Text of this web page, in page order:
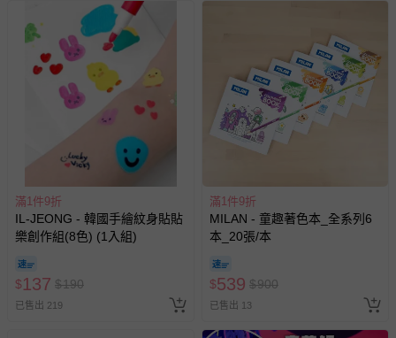
您所購買的商品享有7天的鑑賞期／猶豫期權益，但此期間
並非試用期，您所退回的商品必須是未經使用的全新狀態，
包含完整包裝、配件、說明文件及贈品等。
如需退換貨，請於收到商品7天（含例假日內提出），如為
瑕疵退換貨所產生的運費，將由媽咪愛負責處理，若非瑕疵
退貨，您可至『查詢訂單』>『已出貨』中查詢該筆訂單，
至媽咪愛
LINE@客服ID: @mamilove我們將依序為您處理
與服務，謝謝。
針對滿件折/滿額贈…等活動，如因部份退貨，而該訂單保
留商品未達活動門檻，將以原價計算，活動贈品亦需一併退
回。
滿1件9折
IL-JEONG - 韓國手繪紋身貼貼
樂創作組(8色) (1入組)
$137 $190
已售出 219
滿1件9折
MILAN - 童趣著色本_全系列6
本_20張/本
$539 $900
已售出 13